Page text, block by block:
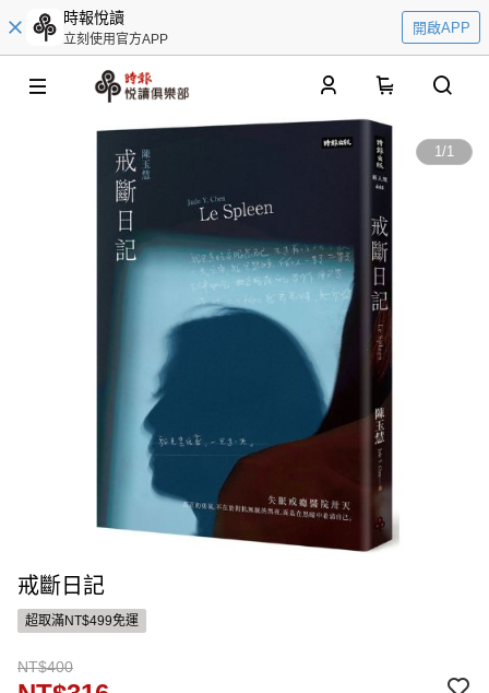
時報悅讀
立刻使用官方APP
開啟APP
1/1
戒斷日記
超取滿NT$499免運
NT$400